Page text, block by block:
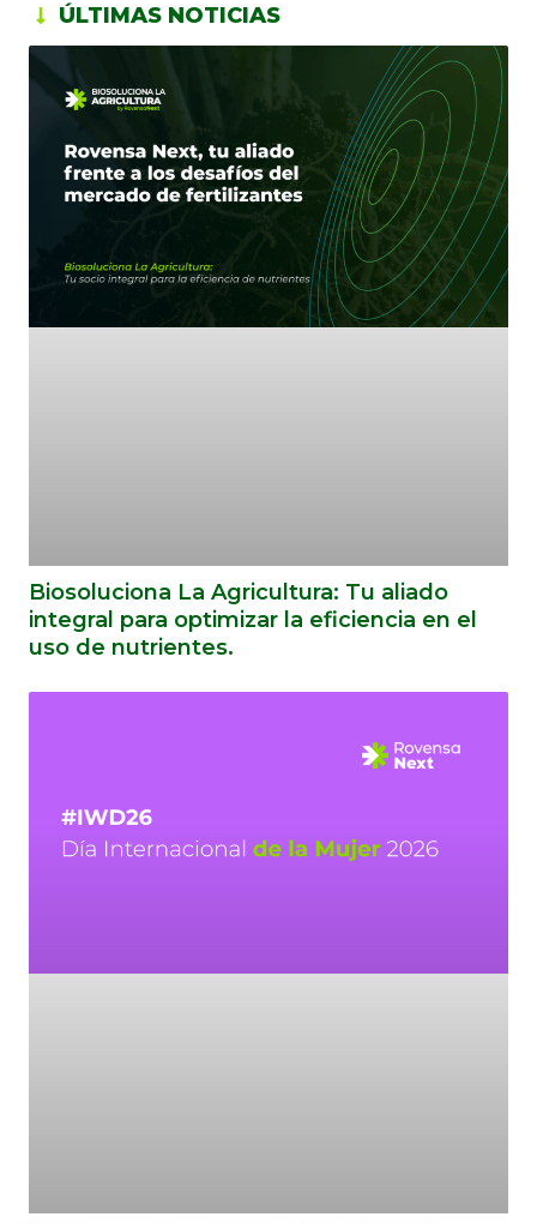
ÚLTIMAS NOTICIAS
Biosoluciona La Agricultura: Tu aliado
integral para optimizar la eficiencia en el
uso de nutrientes.